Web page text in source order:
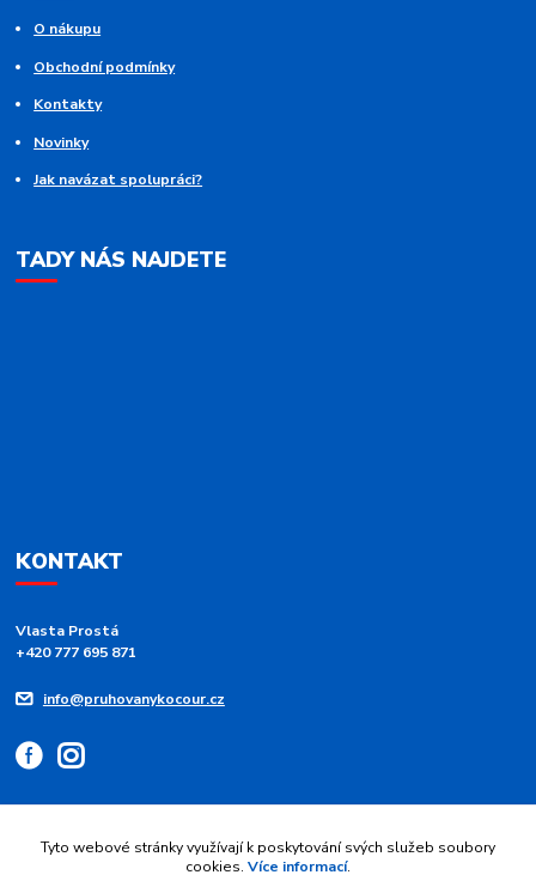
O nákupu
Obchodní podmínky
Kontakty
Novinky
Jak navázat spolupráci?
TADY NÁS NAJDETE
KONTAKT
Vlasta Prostá
+420 777 695 871
info@pruhovanykocour.cz
Upravit sběr cookies.
Tyto webové stránky využívají k poskytování svých služeb soubory
cookies. Více informací.